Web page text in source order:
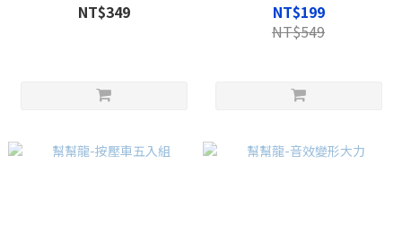
NT$349
NT$199
NT$549